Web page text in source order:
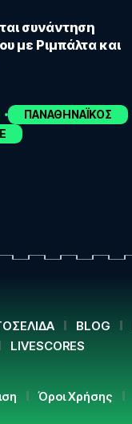
συνάντηση
με Ριμπάλτα και
ΠΑΝΑΘΗΝΑΪΚΟΣ
BLOG
LIVESCORES
Όροι Χρήσης